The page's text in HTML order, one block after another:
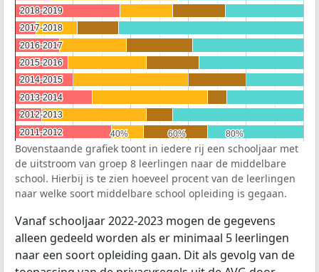
40%
40% 60%
60% 80%
80%
2018-2019
2018-2019
2017-2018
2017-2018
2016-2017
2016-2017
2015-2016
2015-2016
2014-2015
2014-2015
2013-2014
2013-2014
2012-2013
2012-2013
2011-2012
2011-2012
Bovenstaande grafiek toont in iedere rij een schooljaar met
de uitstroom van groep 8 leerlingen naar de middelbare
school. Hierbij is te zien hoeveel procent van de leerlingen
naar welke soort middelbare school opleiding is gegaan.
Vanaf schooljaar 2022-2023 mogen de gegevens
alleen gedeeld worden als er minimaal 5 leerlingen
naar een soort opleiding gaan. Dit als gevolg van de